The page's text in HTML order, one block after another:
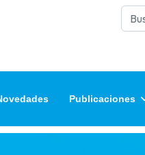
Buscar
Publicaciones